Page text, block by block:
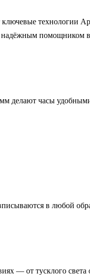
технологии
надёжным помощником
делают часы
в любой
— от тусклого света